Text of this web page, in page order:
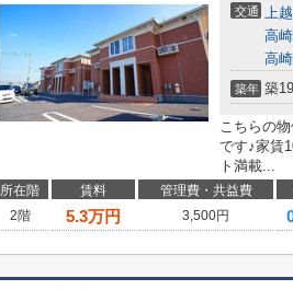
交通 上
高
高
築年 築
こちらの
です♪家賃
ト満載...
所在階 賃料 管理費・共益費
2階
5.3万円 3,500円